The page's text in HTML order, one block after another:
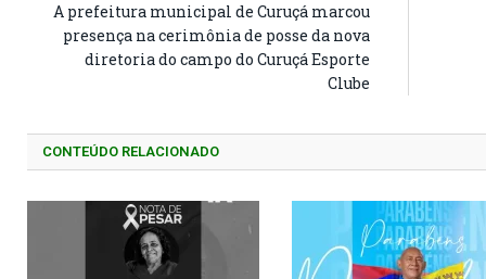
A prefeitura municipal de Curuçá marcou
presença na cerimônia de posse da nova
diretoria do campo do Curuçá Esporte
Clube
CONTEÚDO RELACIONADO